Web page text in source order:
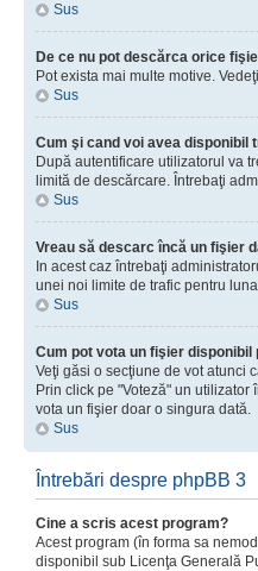
Sus
De ce nu pot descărca orice
Pot exista mai multe motive.
Sus
Cum şi cand voi avea disponibil
După autentificare utilizatorul va
limită de descărcare. Întrebaţi
Sus
Vreau să descarc încă un fişier
In acest caz întrebaţi
unei noi limite de trafic pentru
Sus
Cum pot vota un fişier
Veţi găsi o secţiune de vot atunci
Prin click pe "Voteză" un
vota un fişier doar o singura dată.
Sus
Întrebări despre phpBB 3
Cine a scris acest program?
Acest program (în forma sa
disponibil sub Licenţa Generală